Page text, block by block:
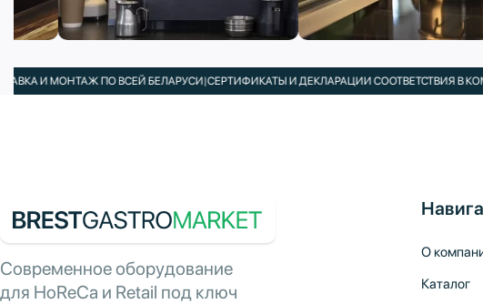
И МОНТАЖ ПО ВСЕЙ БЕЛАРУСИ|СЕРТИФИКАТЫ И ДЕКЛАРАЦИИ СООТВЕТСТВИЯ В
Современное оборудование
для HoReCa и Retail под ключ
О
Каталог